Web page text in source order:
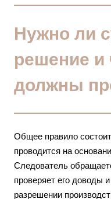
Нужно ли
решение и
должны
Общее правило
проводится на
Следователь
проверяет его доводы
разрешении